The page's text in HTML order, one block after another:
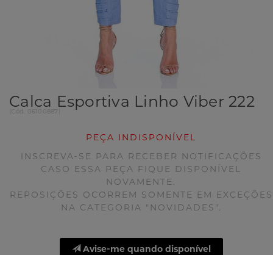
Calca Esportiva Linho Viber 222
(Cód. 06100887
PEÇA INDISPONÍVEL
INSCREVA-SE PARA RECEBER NOTIFICAÇÕES
CASO ESSA PEÇA FIQUE DISPONÍVEL
NOVAMENTE.
REPOSIÇÕES OCORREM SOMENTE EM EXCEÇÕES
NA CATEGORIA "NOVIDADES".
Avise-me quando disponível